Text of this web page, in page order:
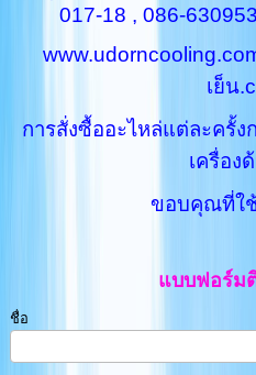
017-18 , 086-
เย็น
การสั่งซื้ออะไหล่แต่ละครั้
เครื่อง
ขอบคุณที่ใ
แบบฟอร์ม
ชื่อ